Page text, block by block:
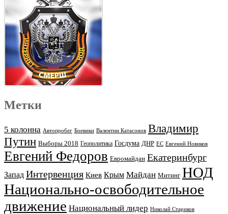
Метки
5 колонна Автопробег Боевики Валентин Катасонов Владимир
Путин Выборы 2018 Геополитика Госдума ДНР ЕС Евгений Новиков
Евгений Федоров Евромайдан Екатеринбург
Запад Интервенция Киев Крым Майдан Митинг НОД
Национально-освободительное
движение Национальный лидер Николай Стариков